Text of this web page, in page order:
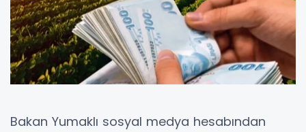
Bakan Yumaklı sosyal medya hesabından